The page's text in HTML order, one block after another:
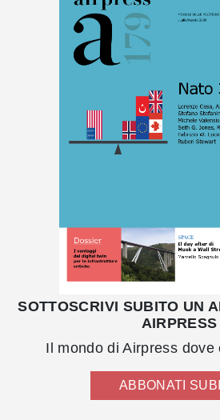
SOTTOSCRIVI SUBITO UN
AIRPRESS
Il mondo di Airpress dove
ABBONATI